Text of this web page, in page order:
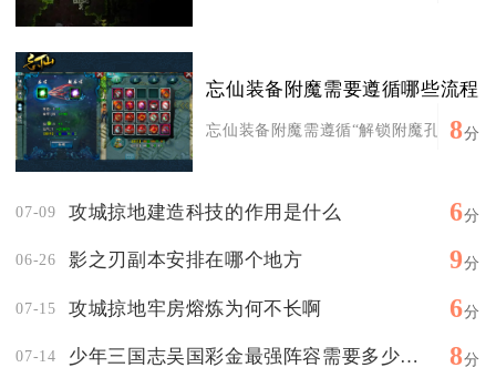
忘仙装备附魔需要遵循哪些流程
忘仙装备附魔需遵循“解锁附魔孔→准
8分
07-09 攻城掠地建造科技的作用是什么 6分
06-26 影之刃副本安排在哪个地方 9分
07-15 攻城掠地牢房熔炼为何不长啊 6分
07-14 少年三国志吴国彩金最强阵容需要多少资源来培养 8分